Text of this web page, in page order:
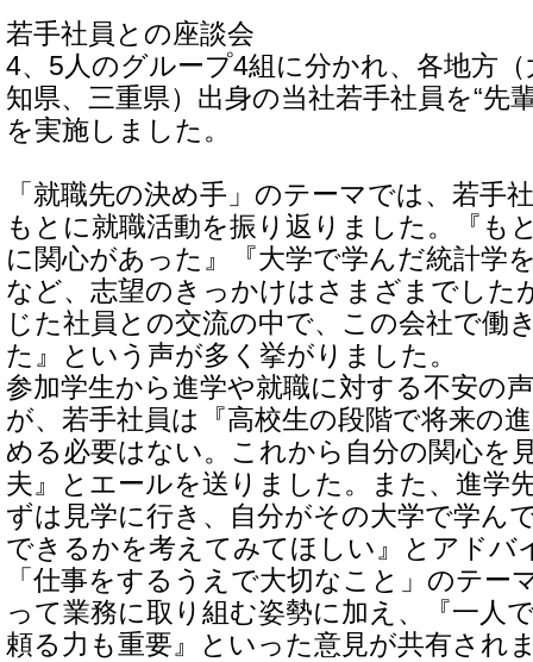
若手社員との座談会
4、5人のグループ4組に分かれ、各地方
知県、三重県）出身の当社若手社員を“先
を実施しました。
「就職先の決め手」のテーマでは、若手
もとに就職活動を振り返りました。『も
に関心があった』『大学で学んだ統計学
など、志望のきっかけはさまざまでした
じた社員との交流の中で、この会社で働
た』という声が多く挙がりました。
参加学生から進学や就職に対する不安の
が、若手社員は『高校生の段階で将来の
める必要はない。これから自分の関心を
夫』とエールを送りました。また、進学
ずは見学に行き、自分がその大学で学ん
できるかを考えてみてほしい』とアドバ
「仕事をするうえで大切なこと」のテー
って業務に取り組む姿勢に加え、『一人
頼る力も重要』といった意見が共有され